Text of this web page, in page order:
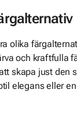
olika
och kraftfulla
skapa just den
elegans eller